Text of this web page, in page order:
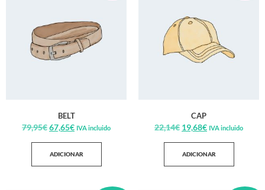
BELT
79,95€67,65€ IVA incluido
ADICIONAR
CAP
22,14€ 19,68€ IVA incluido
ADICIONAR